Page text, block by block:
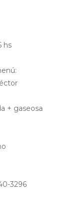
hs
+ gaseosa
3296